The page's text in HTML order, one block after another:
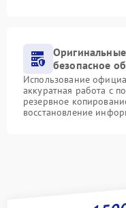
безопасное
Использование
аккуратная работа с
резервное
восстановление